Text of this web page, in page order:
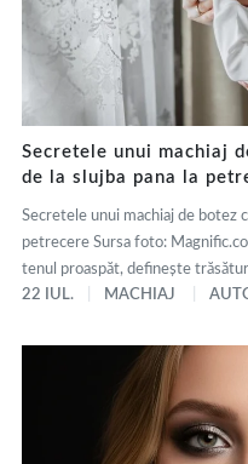
Secretele unui machiaj
de la slujba pana la
Secretele unui machiaj de botez
petrecere Sursa foto:
tenul proaspăt, definește
22 IUL.
MACHIAJ